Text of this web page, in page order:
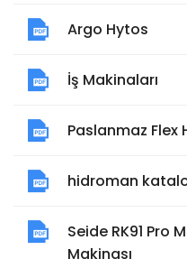
Argo Hytos
İş Makinaları
Paslanmaz Flex
hidroman
Seide RK91 Pro
Makinası